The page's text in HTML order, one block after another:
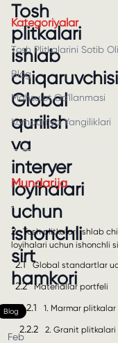
Tosh
plitkalari
ishlab
Global
qurilish
va
interyer
loyihalari
uchun
ishonchli
sirt
hamkori
Blog
Feb
Kategoriyalar
Tosh Plitkalarini Sotib
Blog
Mahsulot Qo'llanmasi
Kompaniya Yangiliklari
Mundarija
1
2 Tosh plitkalari ishlab
loyihalari uchun ishonchli
2.1 Global standartlar
2.2 Materiallar portfeli
2.2.1 1. Marmar plitkalar
2.2.2 2. Granit plitkalari